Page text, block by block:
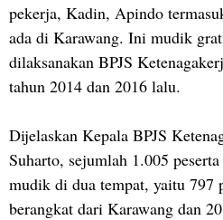
pekerja, Kadin, Apindo
ada di Karawang. Ini mudik
dilaksanakan BPJS
tahun 2014 dan 2016 lalu.
Dijelaskan Kepala BPJS
Suharto, sejumlah 1.005
mudik di dua tempat, yaitu 797
berangkat dari Karawang dan